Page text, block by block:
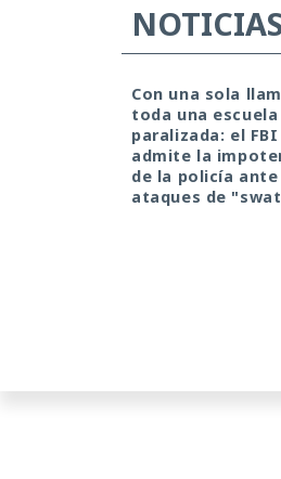
Con una sola
toda una escuela
paralizada: el FBI
admite la
de la policía ante
ataques de